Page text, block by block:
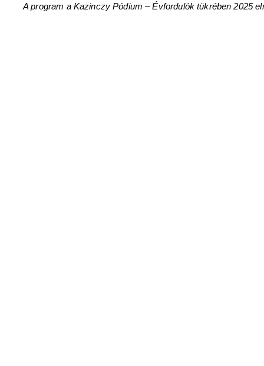
A program a Kazinczy Pódium – Évfordulók tükrében 2025